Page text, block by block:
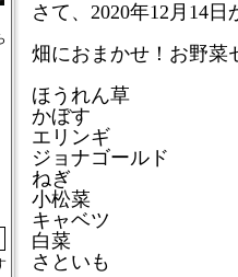
さて、2020年12月14
畑におまかせ！お野菜
ほうれん草
かぼす
エリンギ
ジョナゴールド
ねぎ
小松菜
キャベツ
白菜
さといも